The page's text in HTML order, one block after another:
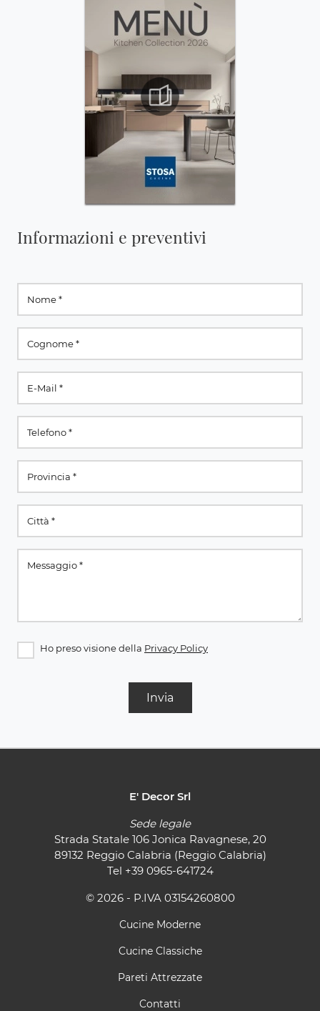
Informazioni e preventivi
Ho preso visione della Privacy Policy
Invia
E' Decor Srl
Sede legale
Strada Statale 106 Jonica Ravagnese, 20
89132 Reggio Calabria (Reggio Calabria)
Tel +39 0965-641724
© 2026 - P.IVA 03154260800
Cucine Moderne
Cucine Classiche
Pareti Attrezzate
Contatti